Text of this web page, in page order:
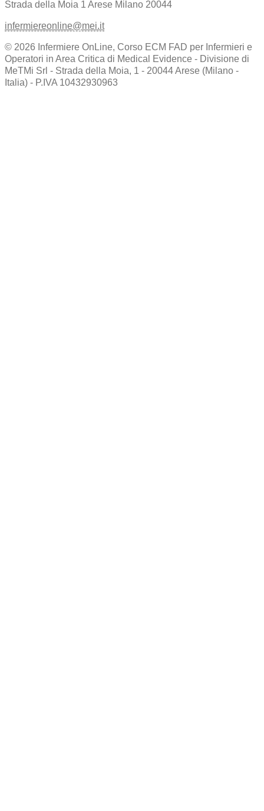
Strada della Moia 1 Arese Milano 20044
infermiereonline@mei.it
© 2026 Infermiere OnLine, Corso ECM FAD per Infermieri e
Operatori in Area Critica di Medical Evidence - Divisione di
MeTMi Srl - Strada della Moia, 1 - 20044 Arese (Milano -
Italia) - P.IVA 10432930963